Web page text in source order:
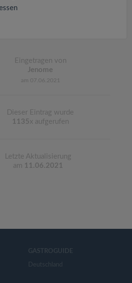
Eingetragen von
Jenome
am 07.06.2021
Dieser Eintrag wurde
1135 x aufgerufen
Letzte Aktualisierung
am 11.06.2021
GASTROGUIDE
Deutschland